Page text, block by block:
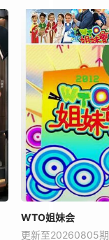
WTO姐妹会
更新至20260805期